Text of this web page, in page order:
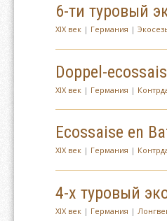
6-ти туровый
XIX век | Германия |
Doppel-
XIX век | Германия |
Ecossaise en
XIX век | Германия |
4-х туровый
XIX век | Германия |